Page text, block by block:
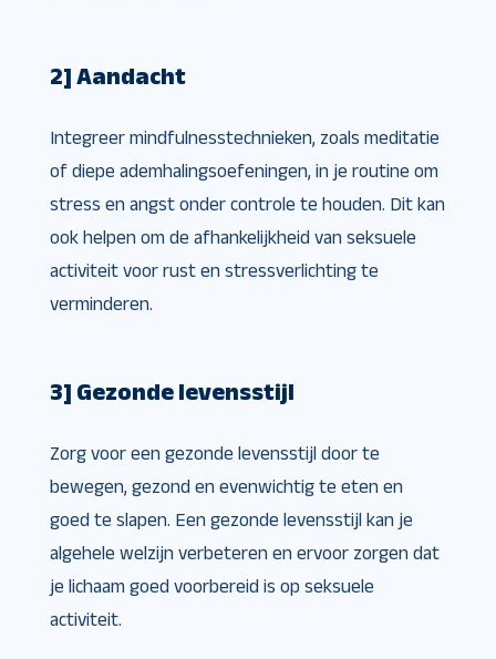
2] Aandacht
Integreer mindfulnesstechnieken, zoals meditatie
of diepe ademhalingsoefeningen, in je routine om
stress en angst onder controle te houden. Dit kan
ook helpen om de afhankelijkheid van seksuele
activiteit voor rust en stressverlichting te
verminderen.
3] Gezonde levensstijl
Zorg voor een gezonde levensstijl door te
bewegen, gezond en evenwichtig te eten en
goed te slapen. Een gezonde levensstijl kan je
algehele welzijn verbeteren en ervoor zorgen dat
je lichaam goed voorbereid is op seksuele
activiteit.